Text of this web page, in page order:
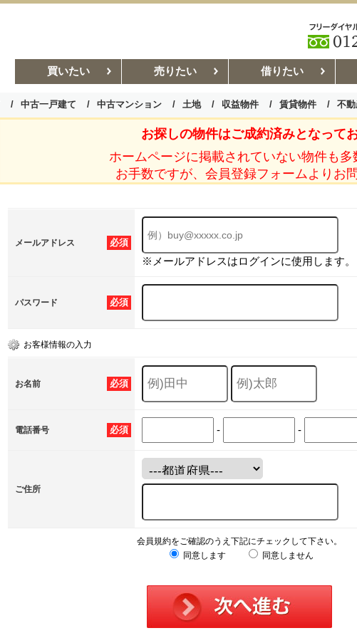
買いたい 売りたい 借りたい
中古一戸建て 中古マンション 土地 収益物件 賃貸物件 不
お部屋探しコラム 賃貸管理コ
お探しの物件はご成約済みとなってお
ホームページに掲載されていない物件も多
お手数ですが、会員登録フォームよりお
必須
メールアドレス
※メールアドレスはログインに使用します。
必須
パスワード
お客様情報の入力
必須
お名前
必須
電話番号 - -
ご住所
会員規約をご確認のうえ下記にチェックして下さい。
同意します
同意しません